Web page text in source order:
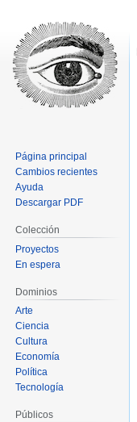
Página principal
Cambios recientes
Ayuda
Descargar PDF
Colección
Proyectos
En espera
Dominios
Arte
Ciencia
Cultura
Economía
Política
Tecnología
Públicos